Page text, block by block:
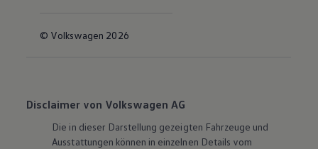
© Volkswagen 2026
Disclaimer von Volkswagen AG
Die in dieser Darstellung gezeigten Fahrzeuge und
Ausstattungen können in einzelnen Details vom